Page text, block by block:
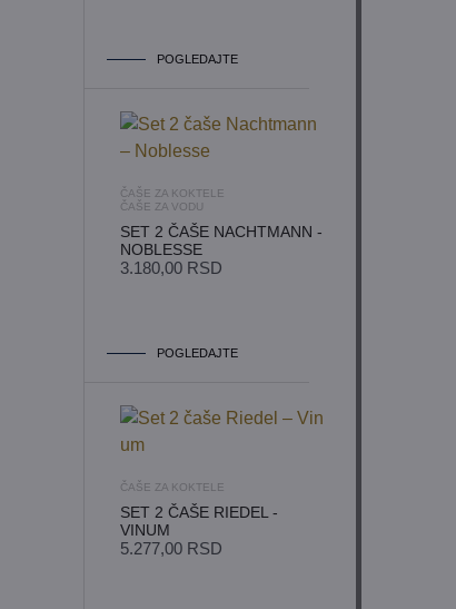
POGLEDAJTE
ČAŠE ZA KOKTELE
ČAŠE ZA VODU
SET 2 ČAŠE NACHTMANN -
NOBLESSE
3.180,00 RSD
POGLEDAJTE
ČAŠE ZA KOKTELE
SET 2 ČAŠE RIEDEL -
VINUM
5.277,00 RSD